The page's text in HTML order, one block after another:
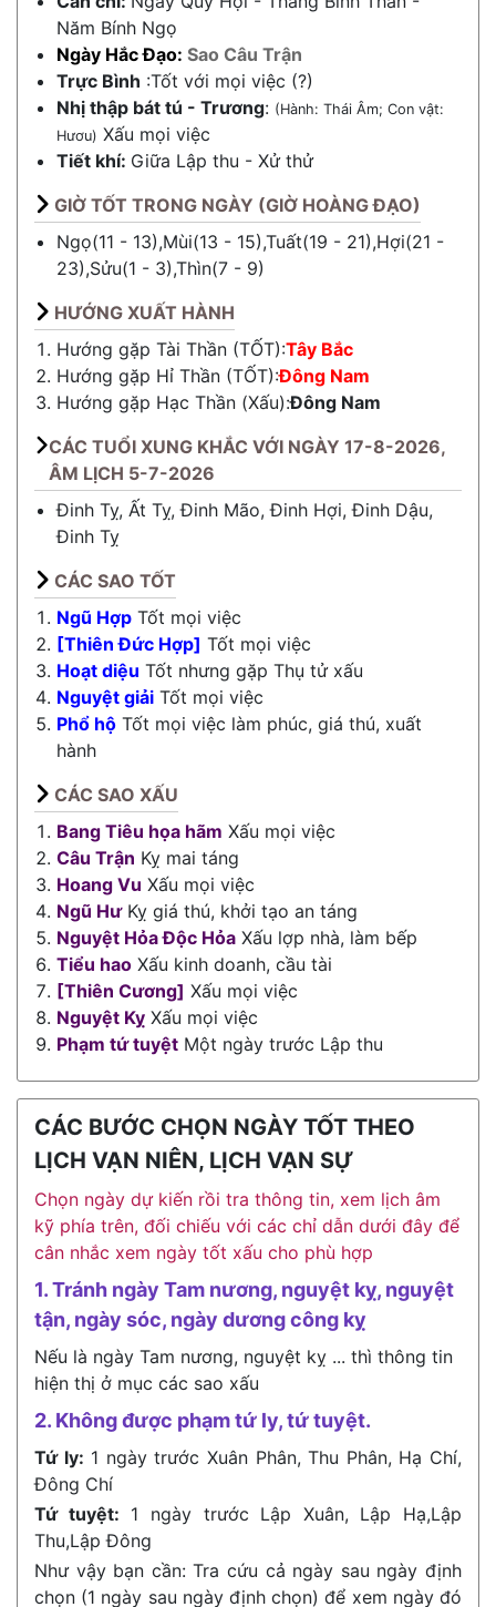
Năm Bính Ngọ
Ngày Hắc Đạo: Sao Câu Trận
Trực Bình :Tốt với mọi việc (?)
Nhị thập bát tú - Trương: (Hành: Thái Âm; Con vật:
Hươu) Xấu mọi việc
Tiết khí: Giữa Lập thu - Xử thử
GIỜ TỐT TRONG NGÀY (GIỜ HOÀNG ĐẠO)
Ngọ(11 - 13),Mùi(13 - 15),Tuất(19 - 21),Hợi(21 -
23),Sửu(1 - 3),Thìn(7 - 9)
HƯỚNG XUẤT HÀNH
Hướng gặp Tài Thần (TỐT):Tây Bắc
Hướng gặp Hỉ Thần (TỐT):Đông Nam
Hướng gặp Hạc Thần (Xấu):Đông Nam
CÁC TUỔI XUNG KHẮC VỚI NGÀY 17-8-2026,
ÂM LỊCH 5-7-2026
Đinh Tỵ, Ất Tỵ, Đinh Mão, Đinh Hợi, Đinh Dậu,
Đinh Tỵ
CÁC SAO TỐT
Ngũ Hợp Tốt mọi việc
[Thiên Đức Hợp] Tốt mọi việc
Hoạt diệu Tốt nhưng gặp Thụ tử xấu
Nguyệt giải Tốt mọi việc
Phổ hộ Tốt mọi việc làm phúc, giá thú, xuất
hành
CÁC SAO XẤU
Bang Tiêu họa hãm Xấu mọi việc
Câu Trận Kỵ mai táng
Hoang Vu Xấu mọi việc
Ngũ HưKỵ giá thú, khởi tạo an táng
Nguyệt Hỏa Độc Hỏa Xấu lợp nhà, làm bếp
Tiểu hao Xấu kinh doanh, cầu tài
[Thiên Cương] Xấu mọi việc
Nguyệt Kỵ Xấu mọi việc
Phạm tứ tuyệt Một ngày trước Lập thu
CÁC BƯỚC CHỌN NGÀY TỐT THEO
LỊCH VẠN NIÊN, LỊCH VẠN SỰ
Chọn ngày dự kiến rồi tra thông tin, xem lịch âm
kỹ phía trên, đối chiếu với các chỉ dẫn dưới đây để
cân nhắc xem ngày tốt xấu cho phù hợp
1. Tránh ngày Tam nương, nguyệt kỵ, nguyệt
tận, ngày sóc, ngày dương công kỵ
Nếu là ngày Tam nương, nguyệt kỵ ... thì thông tin
hiện thị ở mục các sao xấu
2. Không được phạm tứ ly, tứ tuyệt.
Tứ ly: 1 ngày trước Xuân Phân, Thu Phân, Hạ Chí,
Đông Chí
Tứ tuyệt: 1 ngày trước Lập Xuân, Lập Hạ,Lập
Thu,Lập Đông
Như vậy bạn cần: Tra cứu cả ngày sau ngày định
chọn (1 ngày sau ngày định chọn) để xem ngày đó